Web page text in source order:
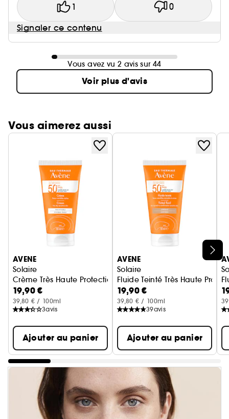
1 0
Signaler ce contenu
Vous avez vu 2 avis sur 44
Voir plus d'avis
Vous aimerez aussi
Ignorer le carrousel produits
AVENE
Solaire
Crème Très Haute Protection SPF50+
19,90 €
39,80 € / 100ml
3avis
Ajouter au panier
AVENE
Solaire
Fluide Teinté Très Haute
19,90 €
39,80 € / 100ml
39avis
Ajouter au panier